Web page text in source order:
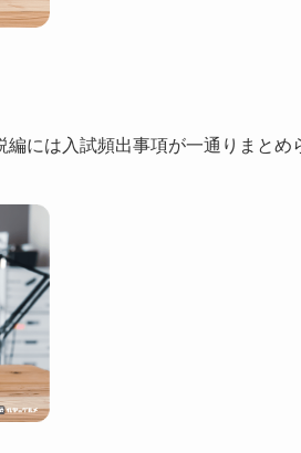
には入試頻出事項が一通りまとめ